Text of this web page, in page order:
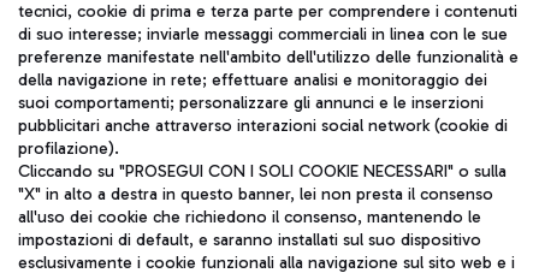
TRAVEL JOURNAL
ITA
tecnici, cookie di prima e terza parte per comprendere i contenuti
di suo interesse; inviarle messaggi commerciali in linea con le sue
preferenze manifestate nell'ambito dell'utilizzo delle funzionalità e
della navigazione in rete; effettuare analisi e monitoraggio dei
suoi comportamenti; personalizzare gli annunci e le inserzioni
pubblicitari anche attraverso interazioni social network (cookie di
profilazione).
Cliccando su "PROSEGUI CON I SOLI COOKIE NECESSARI" o sulla
"X" in alto a destra in questo banner, lei non presta il consenso
all'uso dei cookie che richiedono il consenso, mantenendo le
impostazioni di default, e saranno installati sul suo dispositivo
esclusivamente i cookie funzionali alla navigazione sul sito web e i